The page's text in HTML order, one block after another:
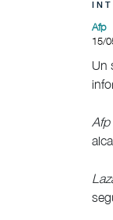
Afp
15/
Un
Afp